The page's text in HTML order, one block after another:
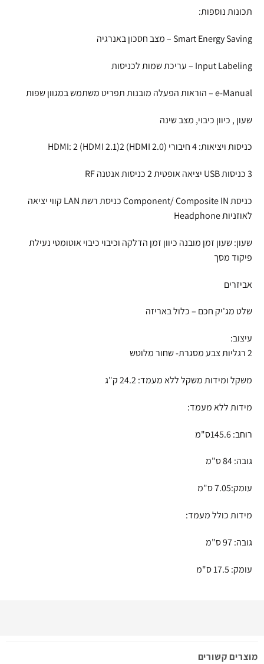
תכונות נוספות:
Smart Energy Saving – מצב חסכון באנרגיה
Input Labeling – עריכת שמות לכניסות
e-Manual – הוראות הפעלה מובנות תפריט משתמש במגוון שפות
שעון , כיוון כיבוי, מצב שינה
כניסות ויציאות: 4 חיבורי HDMI: 2 (HDMI 2.1)2 (HDMI 2.0)
3 כניסות USB יציאה אופטית 2 כניסות אנטנה RF
כניסת Component/ Composite IN כניסת רשת LAN קווי יציאה
לאוזניות Headphone
שעון: שעון זמן מובנה כיוון זמן הדלקה וכיבוי כיבוי אוטומטי נעילת
פיקוד מסך
אביזרים
שלט מג'יק חכם – כלול באריזה
עיצוב:
2 רגליות צבע מסגרת- שחור מלוטש
משקל ומידות משקל ללא מעמד: 24.2 ק"ג
מידות ללא מעמד:
רוחב: 145.6ס"מ
גובה: 84 ס"מ
עומק:7.05 ס"מ
מידות כולל מעמד:
גובה: 97 ס"מ
עומק: 17.5 ס"מ
מוצרים קשורים